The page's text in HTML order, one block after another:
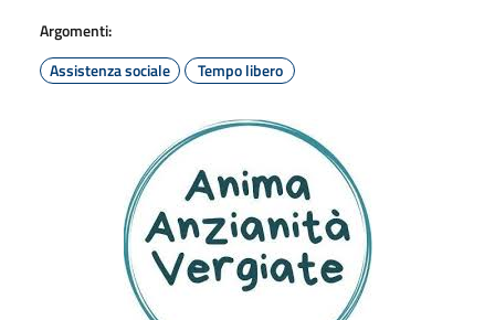
Argomenti:
Assistenza sociale
Tempo libero